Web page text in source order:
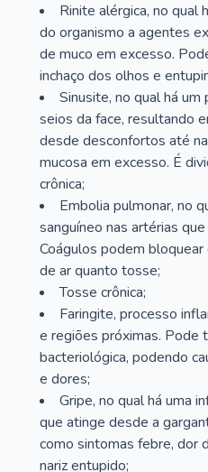
Rinite alérgica, no qual
do organismo a agentes
de muco em excesso.
inchaço dos olhos e
Sinusite, no qual há
seios da face, resultando
desde desconfortos até
mucosa em excesso. É
crônica;
Embolia pulmonar, no
sanguíneo nas artérias
Coágulos podem
de ar quanto tosse;
Tosse crônica;
Faringite, processo
e regiões próximas. Pode
bacteriológica, podendo
e dores;
Gripe, no qual há uma
que atinge desde a
como sintomas febre, dor
nariz entupido;